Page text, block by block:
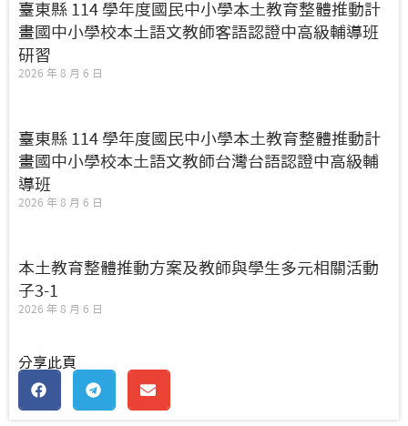
臺東縣 114 學年度國民中小學本土教育整體推動計
畫國中小學校本土語文教師客語認證中高級輔導班
研習
2026 年 8 月 6 日
臺東縣 114 學年度國民中小學本土教育整體推動計
畫國中小學校本土語文教師台灣台語認證中高級輔
導班
2026 年 8 月 6 日
本土教育整體推動方案及教師與學生多元相關活動
子3-1
2026 年 8 月 6 日
分享此頁